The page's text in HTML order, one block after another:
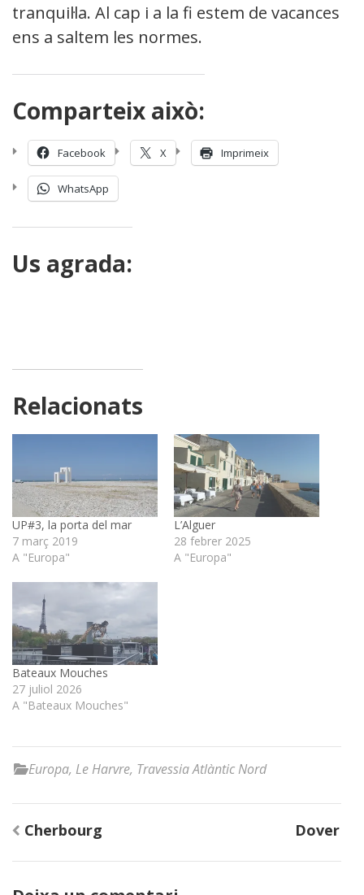
tranquil·la. Al cap i a la fi estem de vacances i
ens a saltem les normes.
Comparteix això:
Facebook X Imprimeix
WhatsApp
Us agrada:
Relacionats
UP#3, la porta del mar
7 març 2019
A "Europa"
L’Alguer
28 febrer 2025
A "Europa"
Bateaux Mouches
27 juliol 2026
A "Bateaux Mouches"
Europa, Le Harvre, Travessia Atlàntic Nord
Navegació
d'entrades
Cherbourg Dover